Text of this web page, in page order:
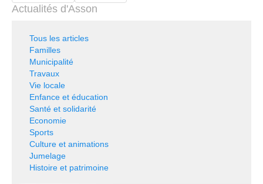
Actualités d'Asson
Tous les articles
Familles
Municipalité
Travaux
Vie locale
Enfance et éducation
Santé et solidarité
Economie
Sports
Culture et animations
Jumelage
Histoire et patrimoine